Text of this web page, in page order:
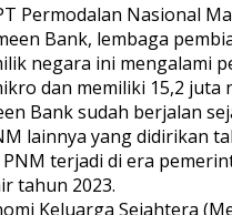
Permodalan Nasional
Bank, lembaga
negara ini mengalami
dan memiliki 15,2 juta
Bank sudah berjalan
lainnya yang didirikan
terjadi di era
tahun 2023.
Keluarga Sejahtera